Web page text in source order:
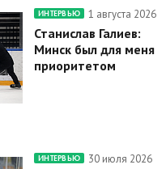
ИНТЕРВЬЮ 1 августа 2026
Станислав Галиев:
Минск был для меня
приоритетом
ИНТЕРВЬЮ 30 июля 2026